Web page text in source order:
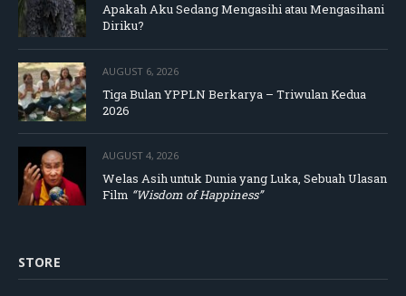
Apakah Aku Sedang Mengasihi atau Mengasihani
Diriku?
AUGUST 6, 2026
Tiga Bulan YPPLN Berkarya – Triwulan Kedua
2026
AUGUST 4, 2026
Welas Asih untuk Dunia yang Luka, Sebuah Ulasan
Film “Wisdom of Happiness”
STORE